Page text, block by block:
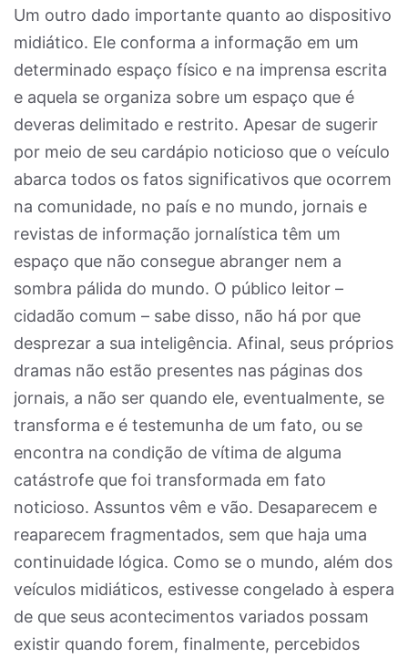
Um outro dado importante quanto ao dispositivo
midiático. Ele conforma a informação em um
determinado espaço físico e na imprensa escrita
e aquela se organiza sobre um espaço que é
deveras delimitado e restrito. Apesar de sugerir
por meio de seu cardápio noticioso que o veículo
abarca todos os fatos significativos que ocorrem
na comunidade, no país e no mundo, jornais e
revistas de informação jornalística têm um
espaço que não consegue abranger nem a
sombra pálida do mundo. O público leitor –
cidadão comum – sabe disso, não há por que
desprezar a sua inteligência. Afinal, seus próprios
dramas não estão presentes nas páginas dos
jornais, a não ser quando ele, eventualmente, se
transforma e é testemunha de um fato, ou se
encontra na condição de vítima de alguma
catástrofe que foi transformada em fato
noticioso. Assuntos vêm e vão. Desaparecem e
reaparecem fragmentados, sem que haja uma
continuidade lógica. Como se o mundo, além dos
veículos midiáticos, estivesse congelado à espera
de que seus acontecimentos variados possam
existir quando forem, finalmente, percebidos